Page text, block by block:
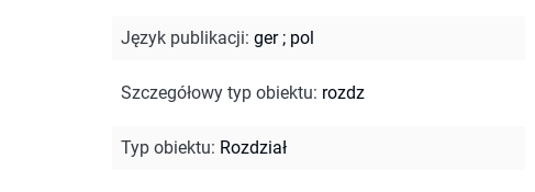
Język publikacji: ger; pol
Szczegółowy typ obiektu: rozdz
Typ obiektu: Rozdział